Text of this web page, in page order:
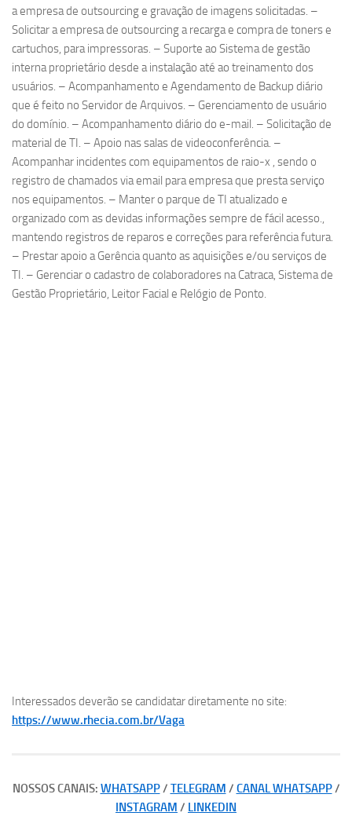
a empresa de outsourcing e gravação de imagens solicitadas. –
Solicitar a empresa de outsourcing a recarga e compra de toners e
cartuchos, para impressoras. – Suporte ao Sistema de gestão
interna proprietário desde a instalação até ao treinamento dos
usuários. – Acompanhamento e Agendamento de Backup diário
que é feito no Servidor de Arquivos. – Gerenciamento de usuário
do domínio. – Acompanhamento diário do e-mail. – Solicitação de
material de TI. – Apoio nas salas de videoconferência. –
Acompanhar incidentes com equipamentos de raio-x , sendo o
registro de chamados via email para empresa que presta serviço
nos equipamentos. – Manter o parque de TI atualizado e
organizado com as devidas informações sempre de fácil acesso.,
mantendo registros de reparos e correções para referência futura.
– Prestar apoio a Gerência quanto as aquisições e/ou serviços de
TI. – Gerenciar o cadastro de colaboradores na Catraca, Sistema de
Gestão Proprietário, Leitor Facial e Relógio de Ponto.
Interessados deverão se candidatar diretamente no site:
https://www.rhecia.com.br/Vaga
NOSSOS CANAIS: WHATSAPP/ TELEGRAM / CANAL WHATSAPP/
INSTAGRAM / LINKEDIN